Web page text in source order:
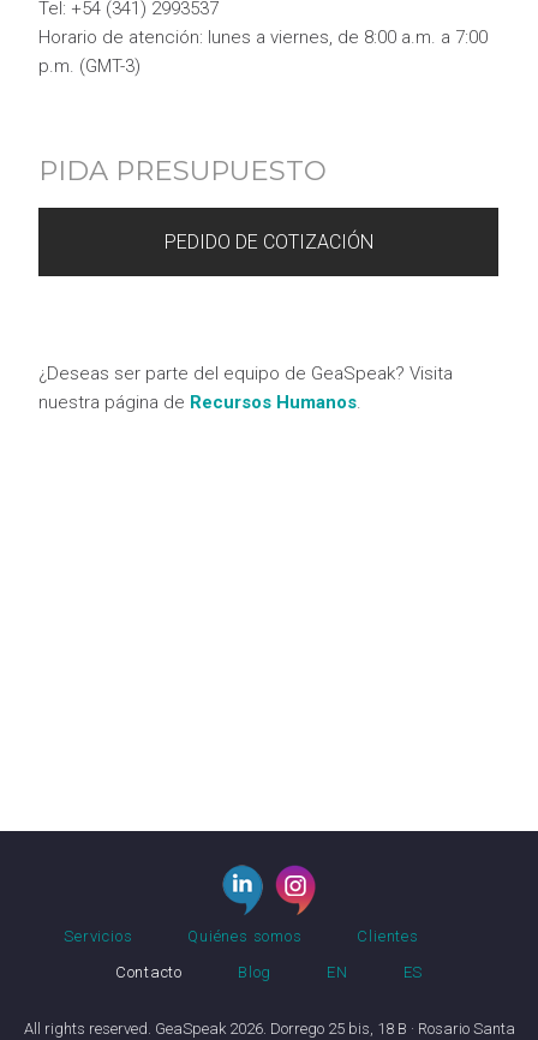
Tel: +54 (341) 2993537
Horario de atención: lunes a viernes, de 8:00 a.m. a 7:00
p.m. (GMT-3)
PIDA PRESUPUESTO
PEDIDO DE COTIZACIÓN
¿Deseas ser parte del equipo de GeaSpeak? Visita
nuestra página de Recursos Humanos.
Servicios Quiénes somos
Clientes
Contacto
Blog EN ES
All rights reserved. GeaSpeak 2026. Dorrego 25 bis, 18 B · Rosario Santa